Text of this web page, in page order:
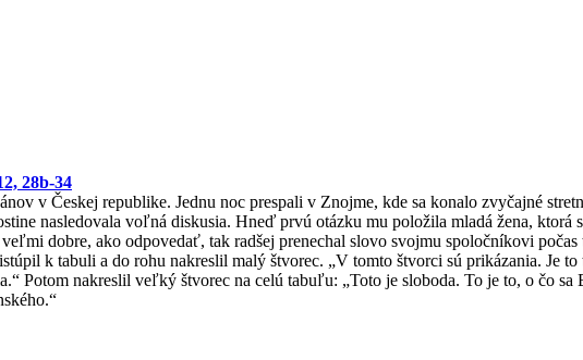
28b-34
v Českej republike. Jednu noc prespali v Znojme, kde sa konalo zvyčajné
nasledovala voľná diskusia. Hneď prvú otázku mu položila mladá žena, ktorá
dobre, ako odpovedať, tak radšej prenechal slovo svojmu spoločníkovi
k tabuli a do rohu nakreslil malý štvorec. „V tomto štvorci sú prikázania. Je
Potom nakreslil veľký štvorec na celú tabuľu: „Toto je sloboda. To je to, o čo sa